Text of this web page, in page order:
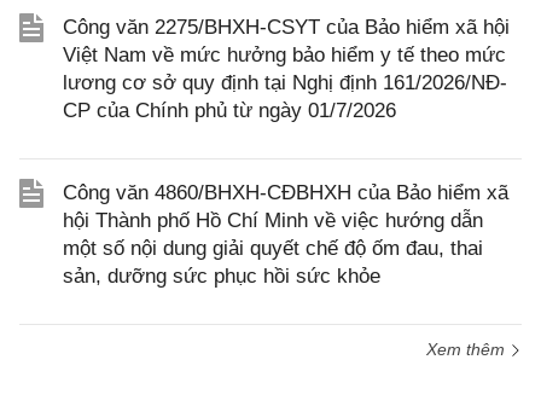
Công văn 2275/BHXH-CSYT của Bảo hiểm xã hội
Việt Nam về mức hưởng bảo hiểm y tế theo mức
lương cơ sở quy định tại Nghị định 161/2026/NĐ-
CP của Chính phủ từ ngày 01/7/2026
Công văn 4860/BHXH-CĐBHXH của Bảo hiểm xã
hội Thành phố Hồ Chí Minh về việc hướng dẫn
một số nội dung giải quyết chế độ ốm đau, thai
sản, dưỡng sức phục hồi sức khỏe
Xem thêm